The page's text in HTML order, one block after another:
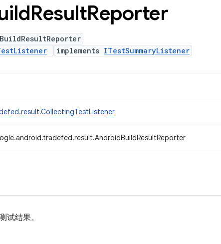
ResultReporter
implements ITestSummaryListener
试结果。